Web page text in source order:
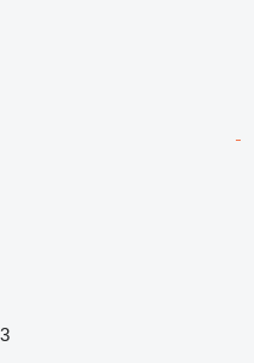
3